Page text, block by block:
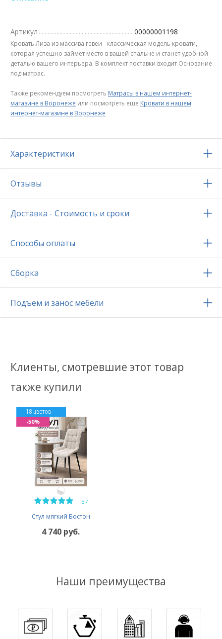
Артикул 00000001198
Кровать Лиза из массива гевеи - классическая модель кровати,
которая успешно займёт место в вашей спальне и станет удобной
деталью вашего интерьера. В комплект поставки входит Основание
под матрас.
Также рекомендуем посмотреть Матрасы в нашем интернет-
магазине в Воронеже или посмотреть еще Кровати в нашем
интернет-магазине в Воронеже
Характеристики
Отзывы
Доставка - Стоимость и сроки
Способы оплаты
Сборка
Подъем и занос мебели
Клиенты, смотревшие этот товар
также купили
37
Стул мягкий Бостон
18 цветов
4 740 руб.
-50%
Наши преимущества